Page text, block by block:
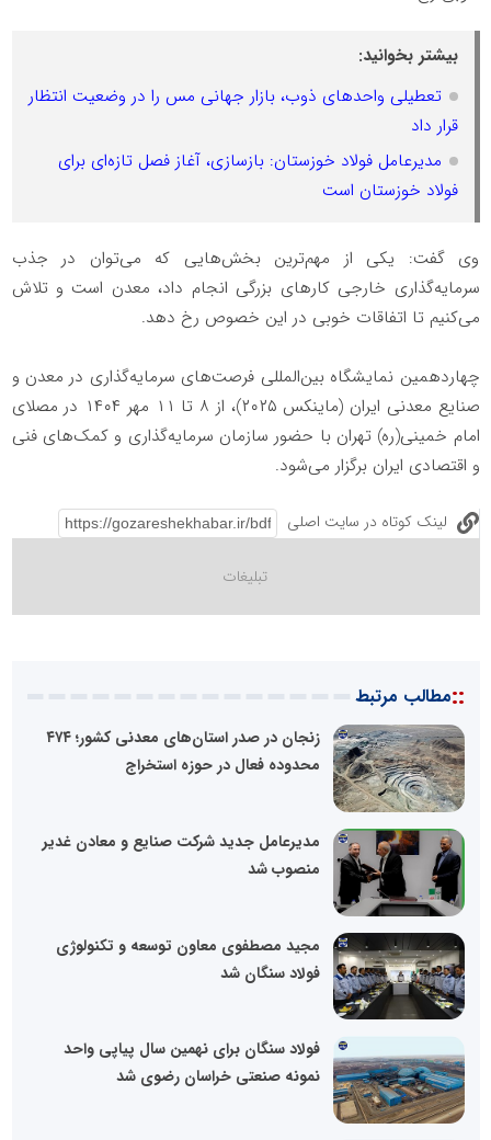
بیشتر بخوانید:
تعطیلی واحدهای ذوب، بازار جهانی مس را در وضعیت انتظار
قرار داد
مدیرعامل فولاد خوزستان: بازسازی، آغاز فصل تازه‌ای برای
فولاد خوزستان است
وی گفت: یکی از مهم‌ترین بخش‌هایی که می‌توان در جذب
سرمایه‌گذاری خارجی کارهای بزرگی انجام داد، معدن است و تلاش
می‌کنیم تا اتفاقات خوبی در این خصوص رخ دهد.
چهاردهمین نمایشگاه بین‌المللی فرصت‌های سرمایه‌گذاری در معدن و
صنایع معدنی ایران (ماینکس ۲۰۲۵)، از ۸ تا ۱۱ مهر ۱۴۰۴ در مصلای
امام خمینی(ره) تهران با حضور سازمان سرمایه‌گذاری و کمک‌های فنی
و اقتصادی ایران برگزار می‌شود.
لینک کوتاه در سایت اصلی
::مطالب مرتبط
زنجان در صدر استان‌های معدنی کشور؛ ۴۷۴
محدوده فعال در حوزه استخراج
مدیرعامل جدید شرکت صنایع و معادن غدیر
منصوب شد
مجید مصطفوی معاون توسعه و تکنولوژی
فولاد سنگان شد
فولاد سنگان برای نهمین سال پیاپی واحد
نمونه صنعتی خراسان رضوی شد